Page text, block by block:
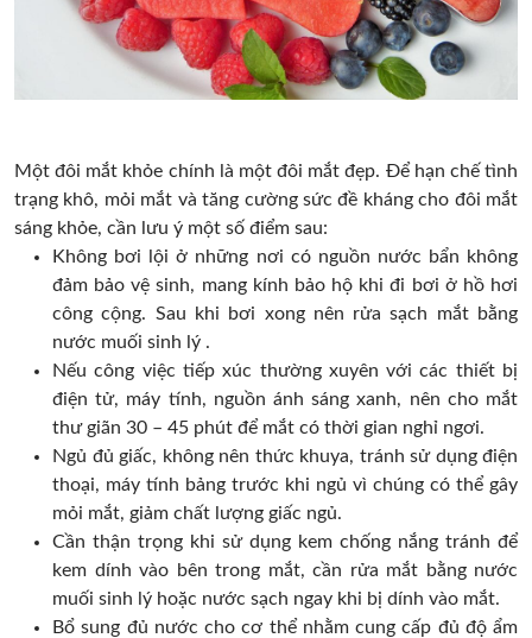
Một đôi mắt khỏe chính là một đôi mắt đẹp. Để hạn chế tình
trạng khô, mỏi mắt và tăng cường sức đề kháng cho đôi mắt
sáng khỏe, cần lưu ý một số điểm sau:
Không bơi lội ở những nơi có nguồn nước bẩn không
đảm bảo vệ sinh, mang kính bảo hộ khi đi bơi ở hồ hơi
công cộng. Sau khi bơi xong nên rửa sạch mắt bằng
nước muối sinh lý .
Nếu công việc tiếp xúc thường xuyên với các thiết bị
điện tử, máy tính, nguồn ánh sáng xanh, nên cho mắt
thư giãn 30 – 45 phút để mắt có thời gian nghỉ ngơi.
Ngủ đủ giấc, không nên thức khuya, tránh sử dụng điện
thoại, máy tính bảng trước khi ngủ vì chúng có thể gây
mỏi mắt, giảm chất lượng giấc ngủ.
Cần thận trọng khi sử dụng kem chống nắng tránh để
kem dính vào bên trong mắt, cần rửa mắt bằng nước
muối sinh lý hoặc nước sạch ngay khi bị dính vào mắt.
Bổ sung đủ nước cho cơ thể nhằm cung cấp đủ độ ẩm